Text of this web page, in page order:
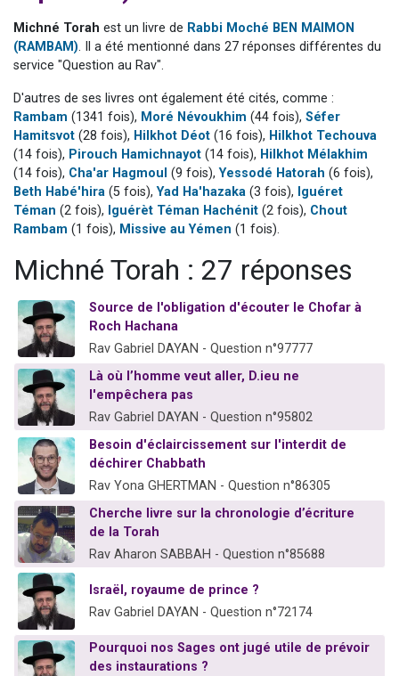
13 personnes viennent de demander une bénédiction
Il reste 49 places pour étudier en groupe sur Zoom
12 nouvelles musiques dans Torah-Box Music
Michné Torah est un livre de Rabbi Moché BEN MAIMON
(RAMBAM). Il a été mentionné dans 27 réponses différentes du
service "Question au Rav".
D'autres de ses livres ont également été cités, comme :
Rambam (1341 fois), Moré Névoukhim (44 fois), Séfer
Hamitsvot (28 fois), Hilkhot Déot (16 fois), Hilkhot Techouva
(14 fois), Pirouch Hamichnayot (14 fois), Hilkhot Mélakhim
(14 fois), Cha'ar Hagmoul (9 fois), Yessodé Hatorah (6 fois),
Beth Habé'hira (5 fois), Yad Ha'hazaka (3 fois), Iguéret
Téman (2 fois), Iguérèt Téman Hachénit (2 fois), Chout
Rambam (1 fois), Missive au Yémen (1 fois).
Michné Torah : 27 réponses
Source de l'obligation d'écouter le Chofar à
Roch Hachana
Rav Gabriel DAYAN - Question n°97777
Là où l’homme veut aller, D.ieu ne
l'empêchera pas
Rav Gabriel DAYAN - Question n°95802
Besoin d'éclaircissement sur l'interdit de
déchirer Chabbath
Rav Yona GHERTMAN - Question n°86305
Cherche livre sur la chronologie d’écriture
de la Torah
Rav Aharon SABBAH - Question n°85688
Israël, royaume de prince ?
Rav Gabriel DAYAN - Question n°72174
Pourquoi nos Sages ont jugé utile de prévoir
des instaurations ?